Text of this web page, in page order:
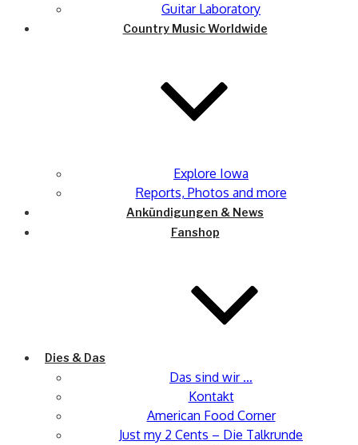
Guitar Laboratory
Country Music Worldwide
Explore Iowa
Reports, Photos and more
Ankündigungen & News
Fanshop
Dies & Das
Das sind wir …
Kontakt
American Food Corner
Just my 2 Cents – Die Talkrunde